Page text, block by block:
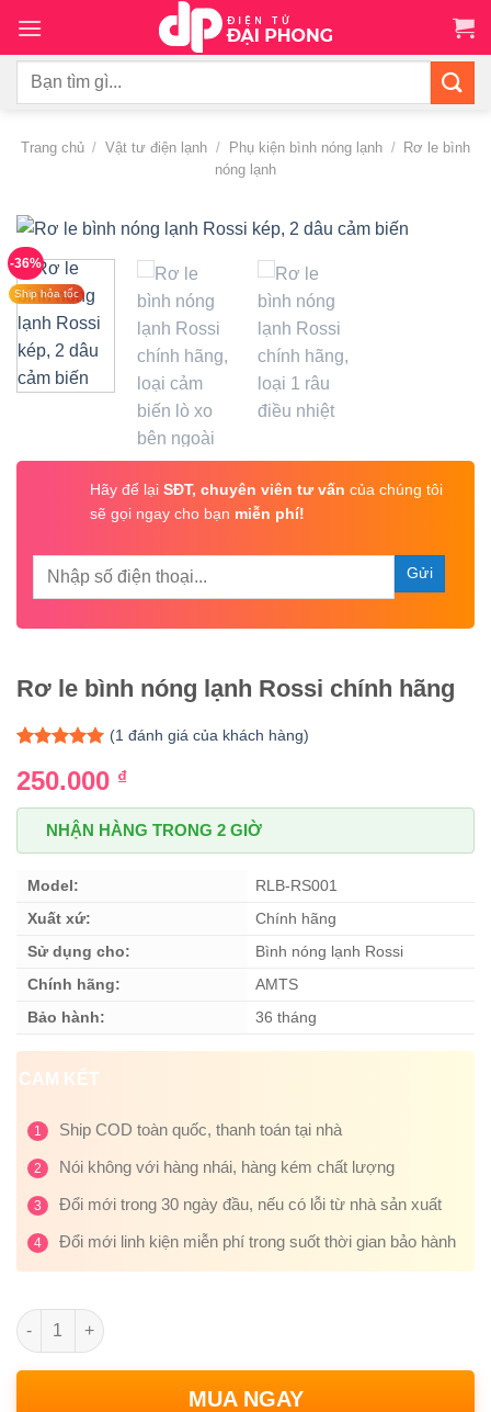
đến
nộiTìm
Trang chủ / Vật tư điện lạnh / Phụ kiện bình nóng lạnh /
Rơ le bình
nóng lạnh
-36%
Ship hỏa tốc
Hãy để lại SĐT, chuyên viên tư vấn của chúng tôi
sẽ gọi ngay cho bạn miễn phí!
Rơ le bình nóng lạnh Rossi chính hãng
dựa trên
(1 đánh giá của khách hàng)
250.000 ₫
NHẬN HÀNG TRONG 2 GIỜ
Model:
RLB-RS001
Xuất xứ:
Chính hãng
Sử dụng cho:
Bình nóng lạnh Rossi
Chính hãng:
AMTS
Bảo hành:
36 tháng
CAM KẾT
1 Ship COD toàn quốc, thanh toán tại nhà
2 Nói không với hàng nhái, hàng kém chất lượng
3 Đổi mới trong 30 ngày đầu, nếu có lỗi từ nhà sản xuất
4 Đổi mới linh kiện miễn phí trong suốt thời gian bảo hành
Số lượng